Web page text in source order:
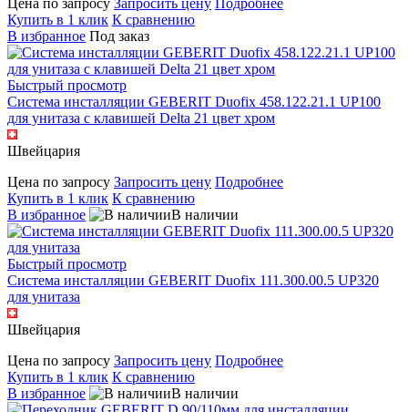
Купить в 1 клик К сравнению
В избранное Под заказ
Быстрый просмотр
Система инсталляции GEBERIT Duofix 458.122.21.1 UP100
для унитаза с клавишей Delta 21 цвет хром
Швейцария
Цена по запросу Запросить цену Подробнее
Купить в 1 клик К сравнению
В избранное
В наличии
Быстрый просмотр
Система инсталляции GEBERIT Duofix 111.300.00.5 UP320
для унитаза
Швейцария
Цена по запросу Запросить цену Подробнее
Купить в 1 клик К сравнению
В избранное
В наличии